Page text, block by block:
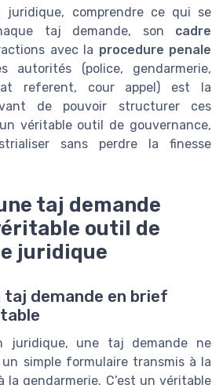
juridique, comprendre ce qui se
taj demande, son cadre
avec la procedure penale
autorités (police, gendarmerie,
referent, cour appel) est la
de pouvoir structurer ces
véritable outil de gouvernance,
sans perdre la finesse
taj demande
outil de
juridique
demande en brief
juridique, une taj demande ne
simple formulaire transmis à la
la gendarmerie. C’est un véritable